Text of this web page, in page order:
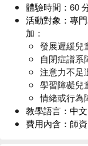
課程效益
溝通能力：透
通能力
社交技能：在
體驗時間 ： 60
活動對象 ：專
加：
發展遲緩兒
自閉症譜系
注意力不足
學習障礙兒
情緒或行為
教學語言： 中文
費用內含 ：師